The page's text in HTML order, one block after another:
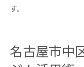
す。
名古屋市中